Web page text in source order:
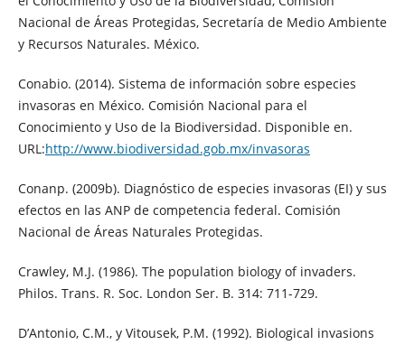
Nacional de Áreas Protegidas, Secretaría de Medio Ambiente
y Recursos Naturales. México.
Conabio. (2014). Sistema de información sobre especies
invasoras en México. Comisión Nacional para el
Conocimiento y Uso de la Biodiversidad. Disponible en.
URL:http://www.biodiversidad.gob.mx/invasoras
Conanp. (2009b). Diagnóstico de especies invasoras (EI) y sus
efectos en las ANP de competencia federal. Comisión
Nacional de Áreas Naturales Protegidas.
Crawley, M.J. (1986). The population biology of invaders.
Philos. Trans. R. Soc. London Ser. B. 314: 711-729.
D’Antonio, C.M., y Vitousek, P.M. (1992). Biological invasions